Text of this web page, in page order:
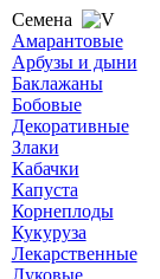
Семена
Амарантовые
Арбузы и дыни
Баклажаны
Бобовые
Декоративные
Злаки
Кабачки
Капуста
Корнеплоды
Кукуруза
Лекарственные
Луковые